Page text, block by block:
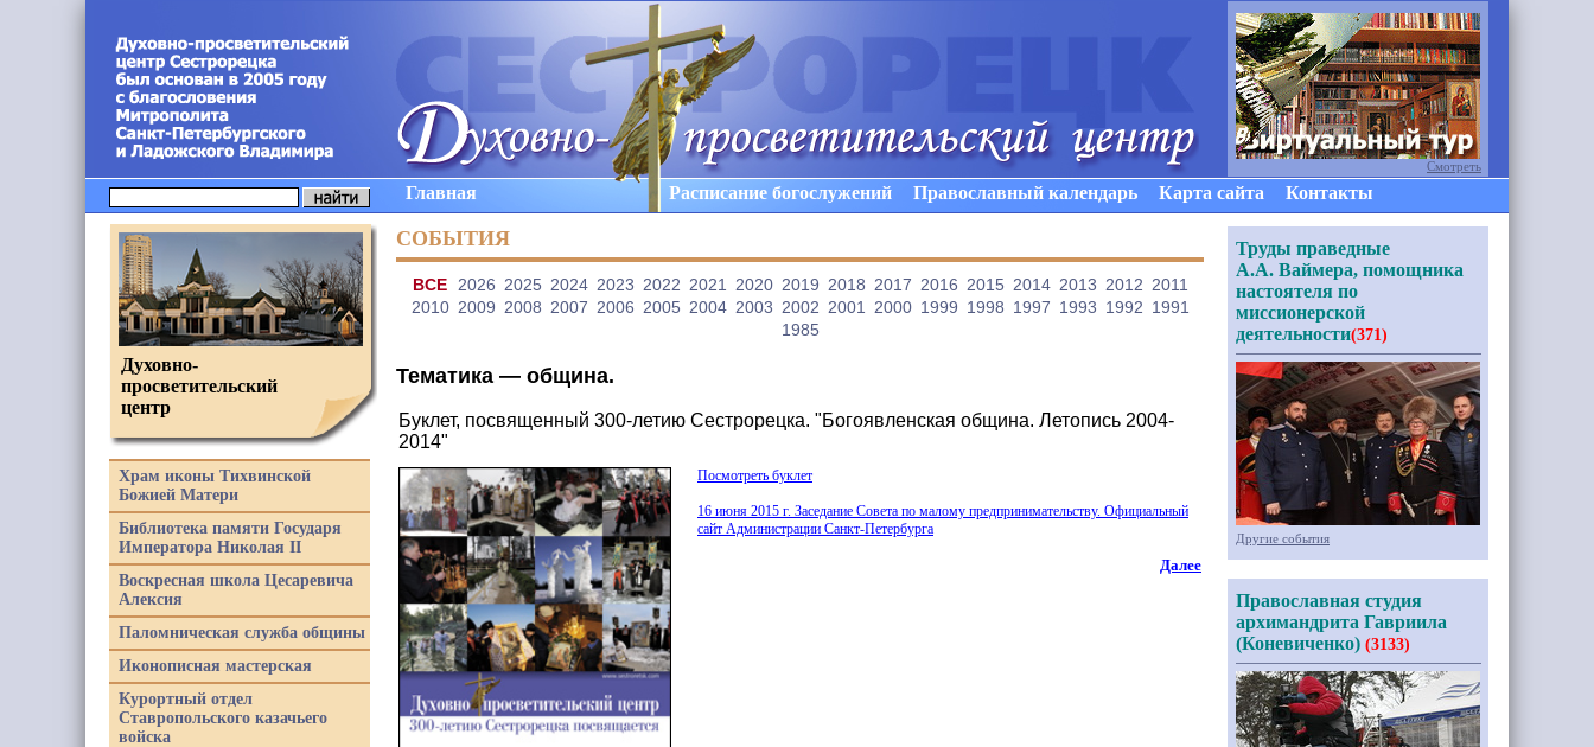
Главная Расписание богослужений Православный календарь Карта сайта Контакты
СОБЫТИЯ
ВCE 2026 2025 2024 2023 2022 2021 2020 2019 2018 2017 2016 2015 2014 2013 2012 2011
2010 2009 2008 2007 2006 2005 2004 2003 2002 2001 2000 1999 1998 1997 1993 1992 1991
1985
Тематика — община.
Буклет, посвященный 300-летию Сестрорецка. "Богоявленская община. Летопись 2004-
2014"
Посмотреть буклет
16 июня 2015 г. Заседание Совета по малому предпринимательству. Официальный
сайт Администрации Санкт-Петербурга
Далее
Духовно-
просветительский
центр
Храм иконы Тихвинской
Божией Матери
Библиотека памяти Государя
Императора Николая II
Воскресная школа Цесаревича
Алексия
Паломническая служба общины
Иконописная мастерская
Курортный отдел
Ставропольского казачьего
войска
Смотреть
Труды праведные
А.А. Ваймера, помощника
настоятеля по
миссионерской
деятельности(371)
Другие события
Православная студия
архимандрита Гавриила
(Коневиченко) (3133)